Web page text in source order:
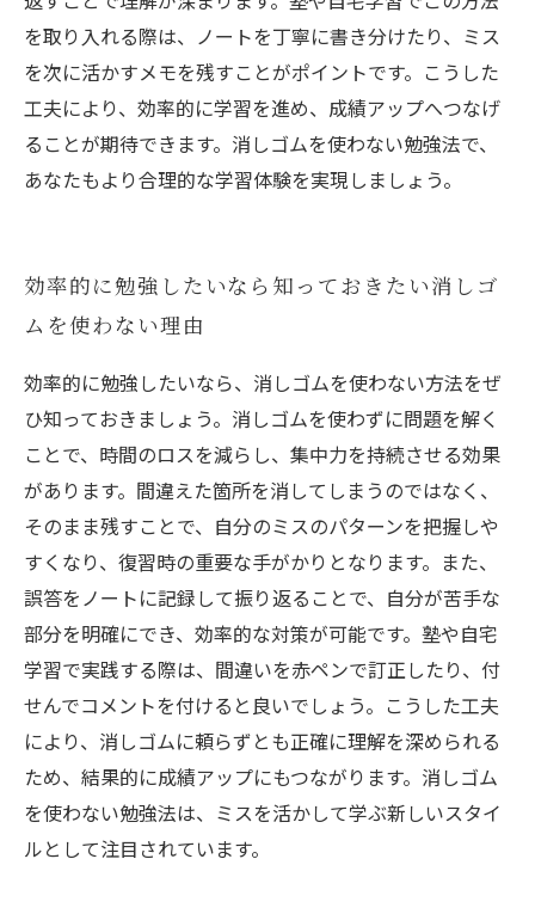
を取り入れる際は、ノートを丁寧に書き分けたり、ミス
を次に活かすメモを残すことがポイントです。こうした
工夫により、効率的に学習を進め、成績アップへつなげ
ることが期待できます。消しゴムを使わない勉強法で、
あなたもより合理的な学習体験を実現しましょう。
効率的に勉強したいなら知っておきたい消しゴ
ムを使わない理由
効率的に勉強したいなら、消しゴムを使わない方法をぜ
ひ知っておきましょう。消しゴムを使わずに問題を解く
ことで、時間のロスを減らし、集中力を持続させる効果
があります。間違えた箇所を消してしまうのではなく、
そのまま残すことで、自分のミスのパターンを把握しや
すくなり、復習時の重要な手がかりとなります。また、
誤答をノートに記録して振り返ることで、自分が苦手な
部分を明確にでき、効率的な対策が可能です。塾や自宅
学習で実践する際は、間違いを赤ペンで訂正したり、付
せんでコメントを付けると良いでしょう。こうした工夫
により、消しゴムに頼らずとも正確に理解を深められる
ため、結果的に成績アップにもつながります。消しゴム
を使わない勉強法は、ミスを活かして学ぶ新しいスタイ
ルとして注目されています。